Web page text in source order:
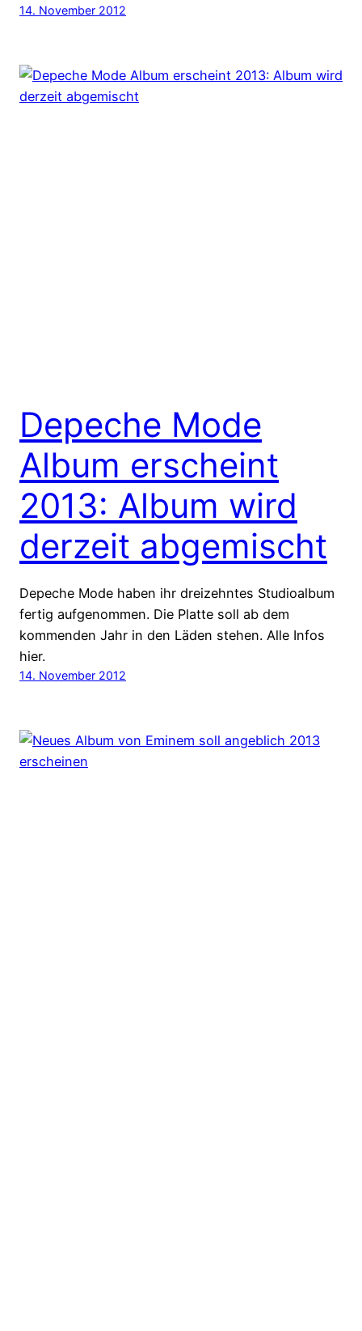
14. November 2012
Depeche Mode
Album erscheint
2013: Album wird
derzeit abgemischt
Depeche Mode haben ihr dreizehntes Studioalbum
fertig aufgenommen. Die Platte soll ab dem
kommenden Jahr in den Läden stehen. Alle Infos
hier.
14. November 2012